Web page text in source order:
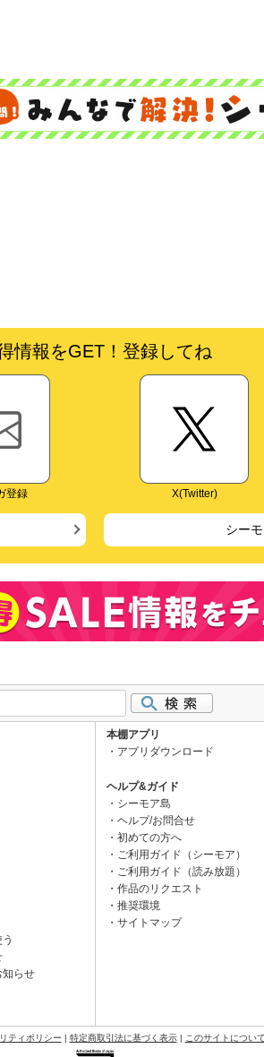
情報をGET！登録してね
登録 X(Twitter)
シー
知らせ
本棚アプリ
アプリダウンロード
ヘルプ&ガイド
シーモア島
ヘルプ/お問合せ
初めての方へ
ご利用ガイド（シーモア）
ご利用ガイド（読み放題）
作品のリクエスト
推奨環境
サイトマップ
ティポリシー | 特定商取引法に基づく表示| このサイトについて